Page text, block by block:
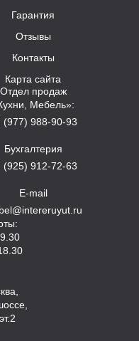
Гарантия
Отзывы
Контакты
Карта сайта
Отдел продаж
Мебель»:
(977) 988-90-93
Бухгалтерия
(925) 912-72-63
E-mail